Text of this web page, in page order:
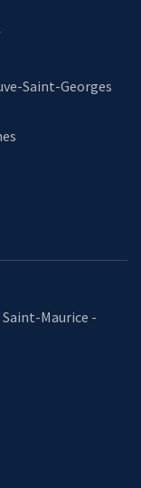
Saint-Georges
Saint-Maurice -